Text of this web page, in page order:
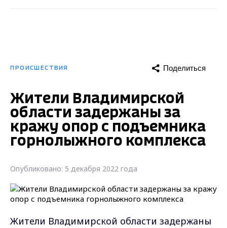
ПРОИСШЕСТВИЯ Поделиться
Жители Владимирской
области задержаны за
кражу опор с подъемника
горнолыжного комплекса
Опубликовано: 5 декабря 2022 года
Жители Владимирской области задержаны